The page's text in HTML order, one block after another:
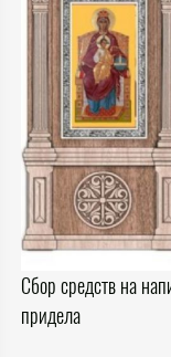
Сбор средств на
придела